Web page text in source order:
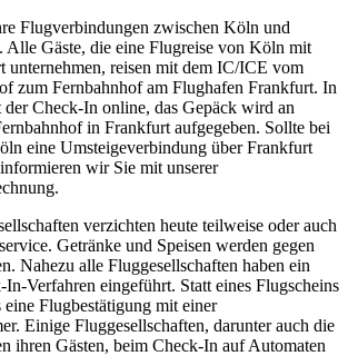
Flugverbindungen zwischen Köln und
Alle Gäste, die eine Flugreise von Köln mit
unternehmen, reisen mit dem IC/ICE vom
zum Fernbahnhof am Flughafen Frankfurt. In
der Check-In online, das Gepäck wird an
in Frankfurt aufgegeben. Sollte bei
eine Umsteigeverbindung über Frankfurt
wir Sie mit unserer
verzichten heute teilweise oder auch
Getränke und Speisen werden gegen
Nahezu alle Fluggesellschaften haben ein
In-Verfahren eingeführt. Statt eines Flugscheins
eine Flugbestätigung mit einer
Einige Fluggesellschaften, darunter auch die
ihren Gästen, beim Check-In auf Automaten